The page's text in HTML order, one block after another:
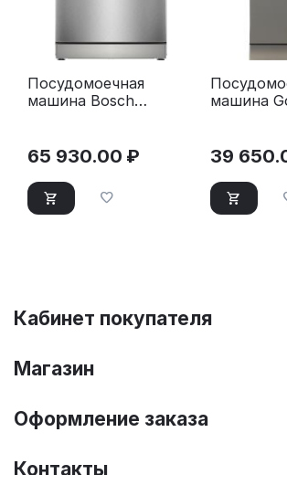
Посудомоечная
машина Bosch
65 930.00 ₽
машина
39
Кабинет покупателя
Магазин
Оформление заказа
Контакты